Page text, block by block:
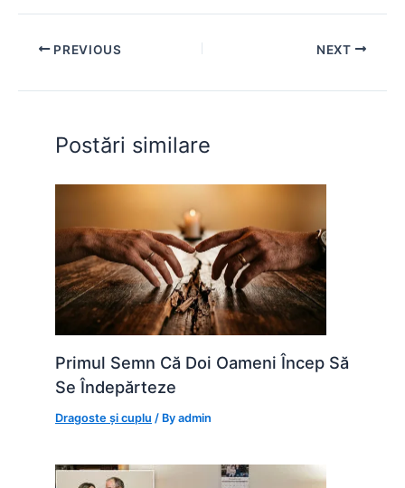
c
e
o
o
k
at
s
p
p
s
n
g
er
itt er
e
d ar
PREVIOUS NEXT
Postări similare
Primul Semn Că Doi Oameni Încep Să
Se Îndepărteze
Dragoste și cuplu / Byadmin